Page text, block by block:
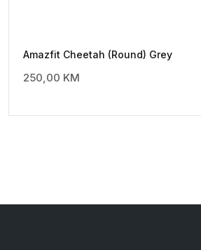
Amazfit Cheetah (Round) Grey
250,00 KM